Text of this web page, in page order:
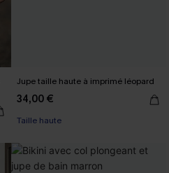
Jupe taille haute à imprimé léopard
34,00 €
Taille haute